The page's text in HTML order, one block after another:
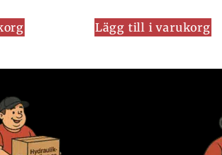
Lägg till i varukorg